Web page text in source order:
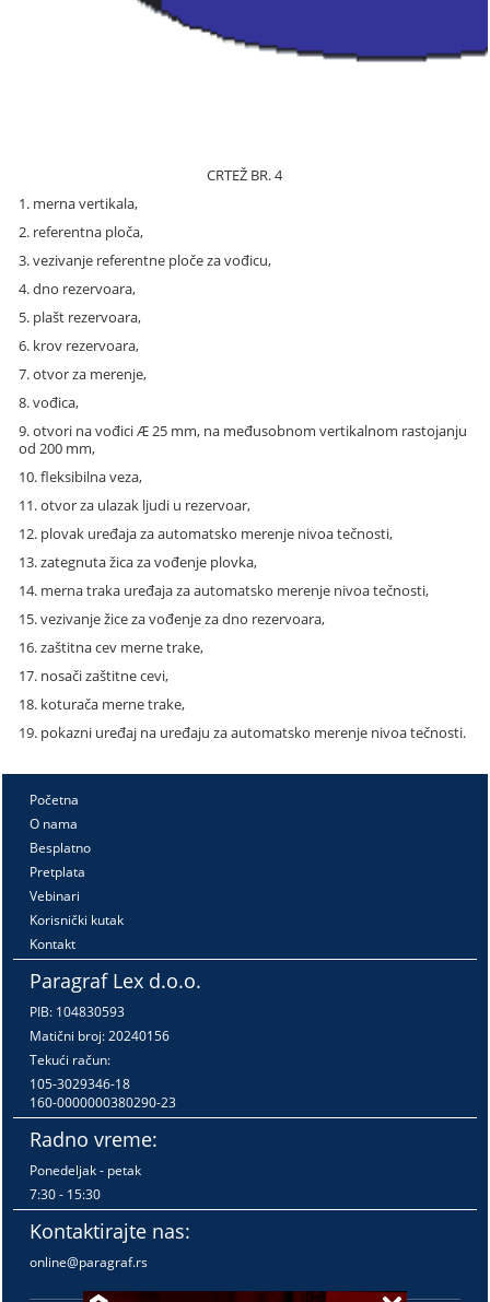
CRTEŽ BR. 4
1. merna vertikala,
2. referentna ploča,
3. vezivanje referentne ploče za vođicu,
4. dno rezervoara,
5. plašt rezervoara,
6. krov rezervoara,
7. otvor za merenje,
8. vođica,
9. otvori na vođiciÆ25 mm, na međusobnom vertikalnom rastojanju
od 200 mm,
10. fleksibilna veza,
11. otvor za ulazak ljudi u rezervoar,
12. plovak uređaja za automatsko merenje nivoa tečnosti,
13. zategnuta žica za vođenje plovka,
14. merna traka uređaja za automatsko merenje nivoa tečnosti,
15. vezivanje žice za vođenje za dno rezervoara,
16. zaštitna cev merne trake,
17. nosači zaštitne cevi,
18. koturača merne trake,
19. pokazni uređaj na uređaju za automatsko merenje nivoa tečnosti.
Početna
O nama
Besplatno
Pretplata
Vebinari
Korisnički kutak
Kontakt
Paragraf Lex d.o.o.
PIB: 104830593
Matični broj: 20240156
Tekući račun:
105-3029346-18
160-0000000380290-23
Radno vreme:
Ponedeljak - petak
7:30 - 15:30
Kontaktirajte nas:
online@paragraf.rs